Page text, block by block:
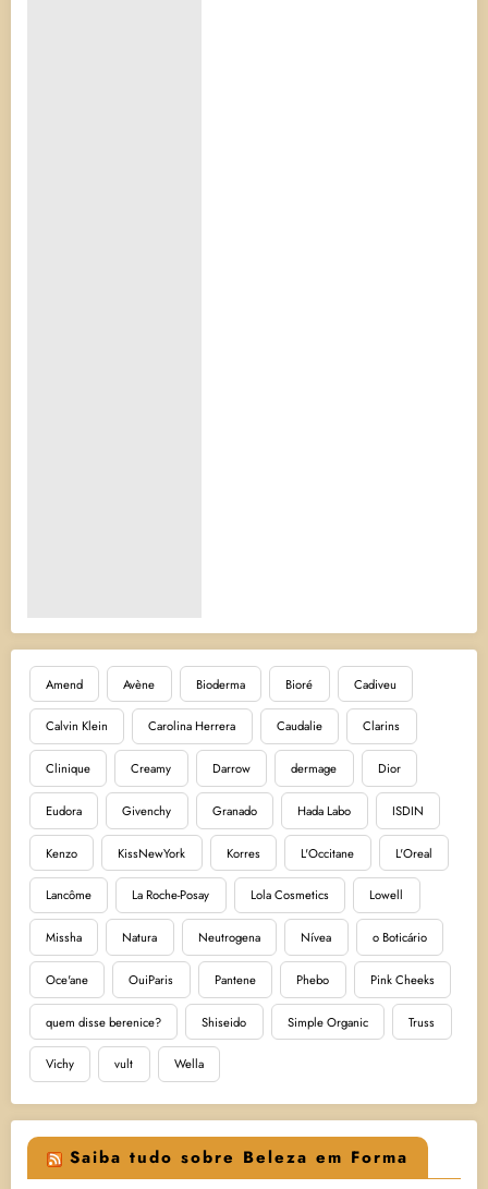
Amend Avène Bioderma Bioré Cadiveu
Calvin Klein Carolina Herrera Caudalie Clarins
Clinique Creamy Darrow dermage Dior
Eudora Givenchy Granado Hada Labo ISDIN
Kenzo KissNewYork Korres L'Occitane L'Oreal
Lancôme La Roche-Posay Lola Cosmetics Lowell
Missha Natura Neutrogena Nívea o Boticário
Oce'ane OuiParis Pantene Phebo Pink Cheeks
quem disse berenice? Shiseido Simple Organic Truss
Vichy vult Wella
Saiba tudo sobre Beleza em Forma